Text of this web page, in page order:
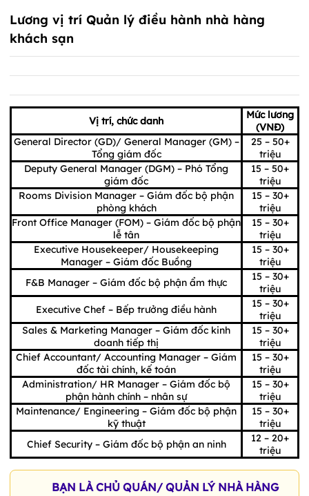
Lương vị trí Quản lý điều hành nhà hàng
khách sạn
Vị trí, chức danh
Mức lương
(VNĐ)
General Director (GD)/ General Manager (GM) –
Tổng giám đốc
25 – 50+
triệu
Deputy General Manager (DGM) – Phó Tổng
giám đốc
15 – 50+
triệu
Rooms Division Manager – Giám đốc bộ phận
phòng khách
15 – 30+
triệu
Front Office Manager (FOM) – Giám đốc bộ phận
lễ tân
15 – 30+
triệu
Executive Housekeeper/ Housekeeping
Manager – Giám đốc Buồng
15 – 30+
triệu
F&B Manager – Giám đốc bộ phận ẩm thực
15 – 30+
triệu
Executive Chef – Bếp trưởng điều hành
15 – 30+
triệu
Sales & Marketing Manager – Giám đốc kinh
doanh tiếp thị
15 – 30+
triệu
Chief Accountant/ Accounting Manager – Giám
đốc tài chính, kế toán
15 – 30+
triệu
Administration/ HR Manager – Giám đốc bộ
phận hành chính – nhân sự
15 – 30+
triệu
Maintenance/ Engineering – Giám đốc bộ phận
kỹ thuật
15 – 30+
triệu
Chief Security – Giám đốc bộ phận an ninh
12 – 20+
triệu
BẠN LÀ CHỦ QUÁN/ QUẢN LÝ NHÀ HÀNG